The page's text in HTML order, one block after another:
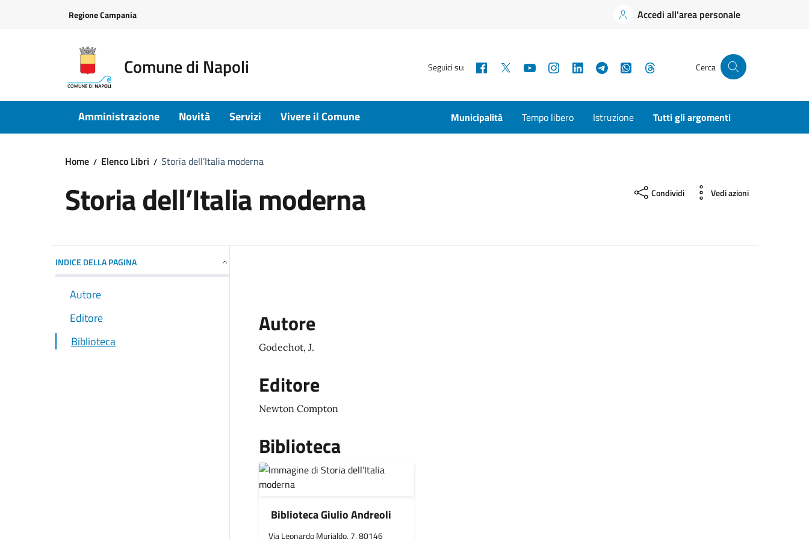
Regione Campania Accedi all'area personale
Comune di Napoli Seguici su: Facebook YouTubeInstagramLinkedInTelegramWhatsApp Cerca
Amministrazione Novità Servizi Vivere il Comune Municipalità Tempo libero Istruzione Tutti gli argomenti
Home Elenco Libri Storia dell’Italia moderna
Storia dell’Italia moderna Condividi Vedi azioni
INDICE DELLA PAGINA
Autore
Editore
Biblioteca
Autore
Godechot, J.
Editore
Newton Compton
Biblioteca
Biblioteca Giulio Andreoli
Via Leonardo Murialdo, 7, 80146